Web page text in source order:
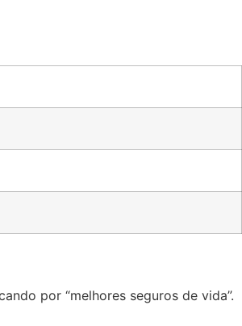
por “melhores seguros de vida”.